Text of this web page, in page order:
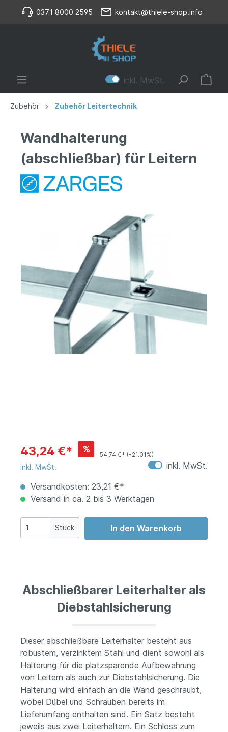
0371 8000 2595 kontakt@thiele-shop.info
inkl. MwSt.
Zubehör Zubehör Leitertechnik
Wandhalterung
(abschließbar) für Leitern
43,24 €* %
54,74 €* (-21.01%)
inkl. MwSt.
inkl. MwSt.
Versandkosten: 23,21 €*
Versand in ca. 2 bis 3 Werktagen
Stück In den Warenkorb
Abschließbarer Leiterhalter als
Diebstahlsicherung
Dieser abschließbare Leiterhalter besteht aus
robustem, verzinktem Stahl und dient sowohl als
Halterung für die platzsparende Aufbewahrung
von Leitern als auch zur Diebstahlsicherung. Die
Halterung wird einfach an die Wand geschraubt,
wobei Dübel und Schrauben bereits im
Lieferumfang enthalten sind. Ein Satz besteht
jeweils aus zwei Leiterhaltern. Ein Schloss zum